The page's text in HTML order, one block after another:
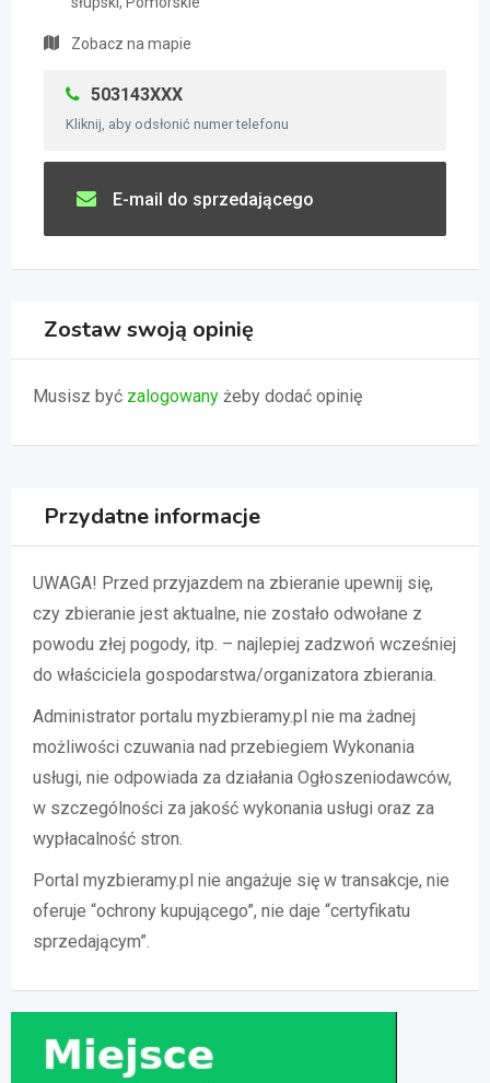
Zobacz na mapie
503143XXX
Kliknij, aby odsłonić numer telefonu
E-mail do sprzedającego
Zostaw swoją opinię
Musisz być zalogowany żeby dodać opinię
Przydatne informacje
UWAGA! Przed przyjazdem na zbieranie upewnij się,
czy zbieranie jest aktualne, nie zostało odwołane z
powodu złej pogody, itp. – najlepiej zadzwoń wcześniej
do właściciela gospodarstwa/organizatora zbierania.
Administrator portalu myzbieramy.pl nie ma żadnej
możliwości czuwania nad przebiegiem Wykonania
usługi, nie odpowiada za działania Ogłoszeniodawców,
w szczególności za jakość wykonania usługi oraz za
wypłacalność stron.
Portal myzbieramy.pl nie angażuje się w transakcje, nie
oferuje “ochrony kupującego”, nie daje “certyfikatu
sprzedającym”.